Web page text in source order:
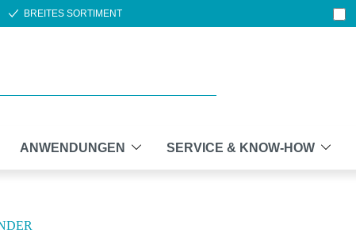
BREITES SORTIMENT
ANWENDUNGEN SERVICE & KNOW-HOW